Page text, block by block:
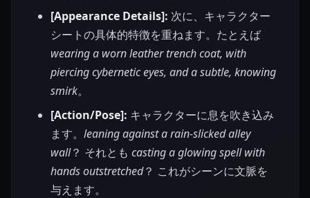
[Appearance Details]: 次に、キャラクター
シートの具体的特徴を重ねます。たとえば
wearing a worn leather trench coat, with
piercing cybernetic eyes, and a subtle, knowing
smirk。
[Action/Pose]: キャラクターに息を吹き込み
ます。 leaning against a rain-slicked alley
wall？ それとも casting a glowing spell with
hands outstretched？ これがシーンに文脈を
与えます。